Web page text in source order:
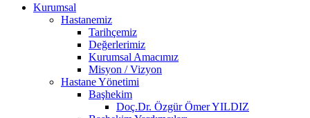
Kurumsal
Hastanemiz
Tarihçemiz
Değerlerimiz
Kurumsal Amacımız
Misyon / Vizyon
Hastane Yönetimi
Başhekim
Doç.Dr. Özgür Ömer YILDIZ